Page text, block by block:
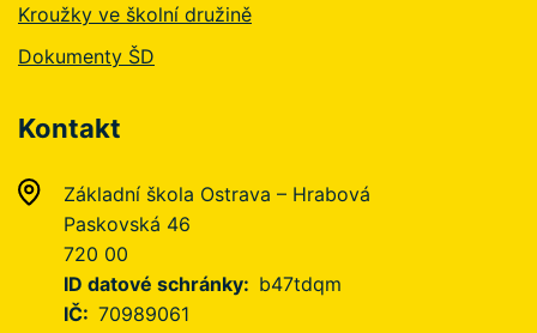
Kroužky ve školní družině
Dokumenty ŠD
Kontakt
Základní škola Ostrava – Hrabová
Paskovská 46
720 00
ID datové schránky
b47tdqm
IČ
70989061